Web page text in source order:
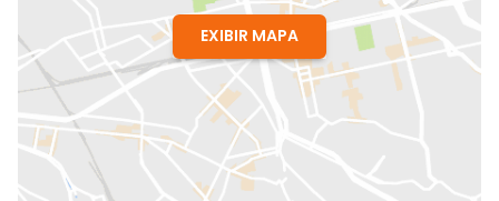
EXIBIR MAPA